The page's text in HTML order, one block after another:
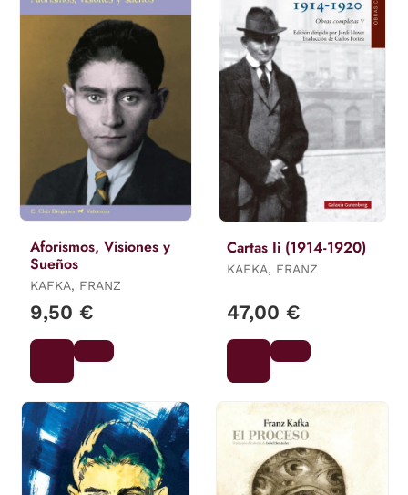
Aforismos, Visiones y
Sueños
KAFKA, FRANZ
9,50 €
Cartas Ii (1914-1920)
KAFKA, FRANZ
47,00 €